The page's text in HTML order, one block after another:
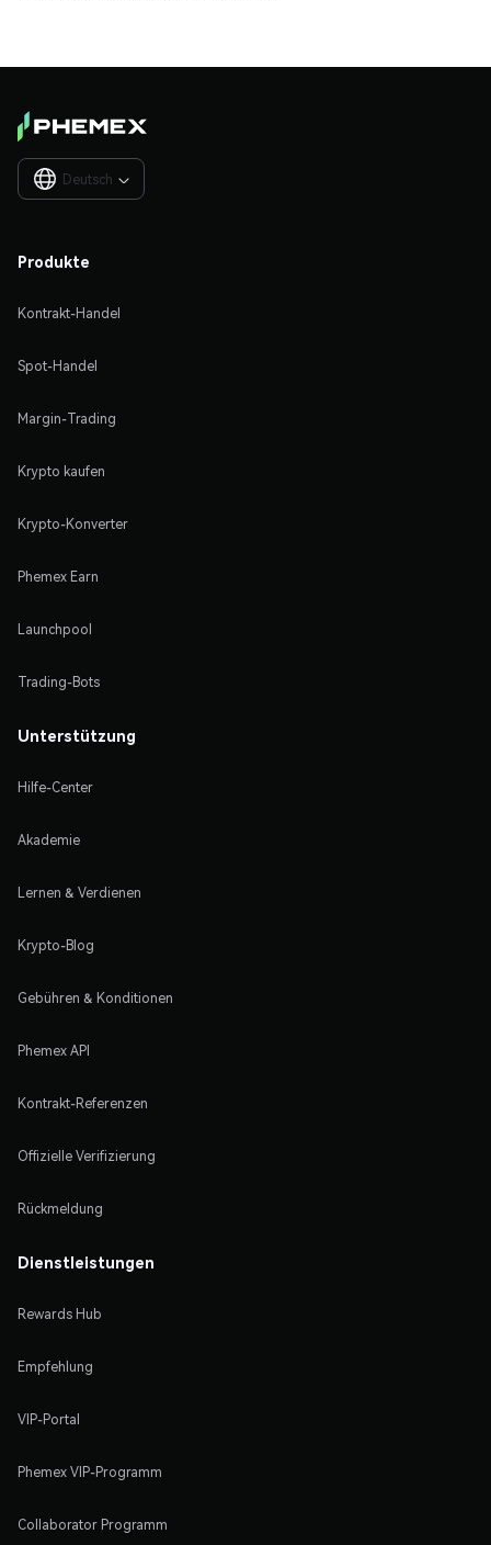
Deutsch 
Produkte
Kontrakt-Handel
Spot-Handel
Margin-Trading
Krypto kaufen
Krypto-Konverter
Phemex Earn
Launchpool
Trading-Bots
Unterstützung
Hilfe-Center
Akademie
Lernen & Verdienen
Krypto-Blog
Gebühren & Konditionen
Phemex API
Kontrakt-Referenzen
Offizielle Verifizierung
Rückmeldung
Dienstleistungen
Rewards Hub
Empfehlung
VIP-Portal
Phemex VIP-Programm
Collaborator Programm